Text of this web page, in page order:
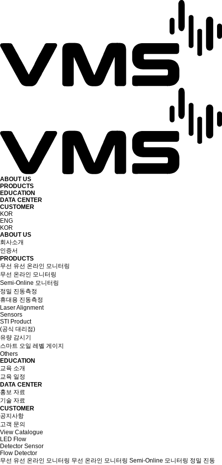
ABOUT US
PRODUCTS
EDUCATION
DATA CENTER
CUSTOMER
KOR
ENG
KOR
ABOUT US
회사소개
인증서
PRODUCTS
무선 유선 온라인 모니터링
무선 온라인 모니터링
Semi-Online 모니터링
정밀 진동측정
휴대용 진동측정
Laser Alignment
Sensors
STI Product
(공식 대리점)
유량 감시기
스마트 오일 레벨 게이지
Others
EDUCATION
교육 소개
교육 일정
DATA CENTER
홍보 자료
기술 자료
CUSTOMER
공지사항
고객 문의
View Catalogue
LED Flow
Detector Sensor
Flow Detector
무선 유선 온라인 모니터링 무선 온라인 모니터링 Semi-Online 모니터링 정밀 진동